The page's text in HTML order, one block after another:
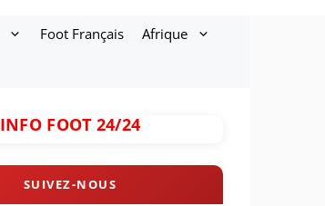
Foot Français Afrique
INFO FOOT 24/24